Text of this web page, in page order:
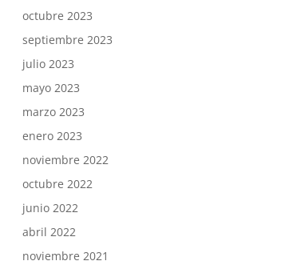
octubre 2023
septiembre 2023
julio 2023
mayo 2023
marzo 2023
enero 2023
noviembre 2022
octubre 2022
junio 2022
abril 2022
noviembre 2021